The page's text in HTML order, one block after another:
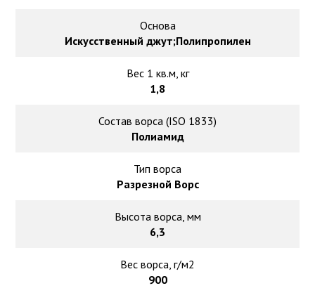
Основа
Искусственный джут;Полипропилен
Вес 1 кв.м, кг
1,8
Состав ворса (ISO 1833)
Полиамид
Тип ворса
Разрезной Ворс
Высота ворса, мм
6,3
Вес ворса, г/м2
900